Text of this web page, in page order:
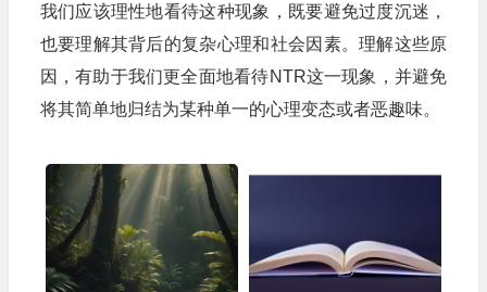
我们应该理性地看待这种现象，既要避免过度沉迷，
也要理解其背后的复杂心理和社会因素。理解这些原
因，有助于我们更全面地看待NTR这一现象，并避免
将其简单地归结为某种单一的心理变态或者恶趣味。